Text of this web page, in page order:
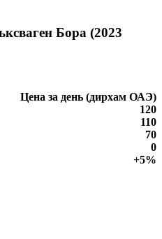
Бора (2023
Цена за день (дирхам ОАЭ)
120
110
70
0
+5%